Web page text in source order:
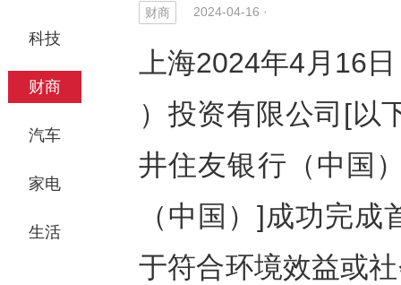
科技
财商
汽车
家电
生活
财商 2024-04-16 ·
上海2024年4月16
）投资有限公司[以
井住友银行（中国
（中国）]成功完
于符合环境效益或